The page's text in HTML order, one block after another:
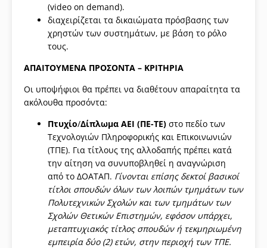
(video on demand).
διαχειρίζεται τα δικαιώματα πρόσβασης των
χρηστών των συστημάτων, με βάση το ρόλο
τους.
ΑΠΑΙΤΟΥΜΕΝΑ ΠΡΟΣΟΝΤΑ – ΚΡΙΤΗΡΙΑ
Οι υποψήφιοι θα πρέπει να διαθέτουν απαραίτητα τα
ακόλουθα προσόντα:
Πτυχίο/Δίπλωμα ΑΕΙ (ΠΕ-ΤΕ) στο πεδίο των
Τεχνολογιών Πληροφορικής και Επικοινωνιών
(ΤΠΕ). Για τίτλους της αλλοδαπής πρέπει κατά
την αίτηση να συνυποβληθεί η αναγνώριση
από το ΔΟΑΤΑΠ. Γίνονται επίσης δεκτοί βασικοί
τίτλοι σπουδών όλων των λοιπών τμημάτων των
Πολυτεχνικών Σχολών και των τμημάτων των
Σχολών Θετικών Επιστημών, εφόσον υπάρχει,
μεταπτυχιακός τίτλος σπουδών ή τεκμηριωμένη
εμπειρία δύο (2) ετών, στην περιοχή των ΤΠΕ.